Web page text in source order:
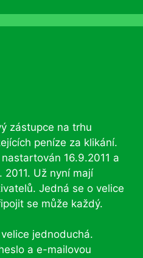
zástupce na trhu
peníze za klikání.
16.9.2011 a
Už nyní mají
Jedná se o velice
se může každý.
jednoduchá.
a e-mailovou